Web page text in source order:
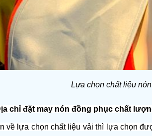
Lựa chọn chất liệu
chỉ đặt may nón đồng phục chất
về lựa chọn chất liệu vải thì lựa chọn